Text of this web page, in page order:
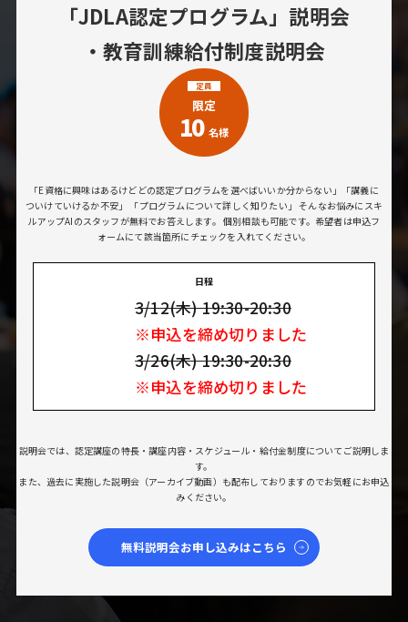
「JDLA認定プログラム」説明会
・教育訓練給付制度説明会
定員
限定
10 名様
「E資格に興味はあるけどどの認定プログラムを選べばいいか分からない」「講義に
ついけていけるか不安」
「プログラムについて詳しく知りたい」 そんなお悩みにスキ
ルアップAIのスタッフが無料でお答えします。 個別相談も可能です。希望者は申込フ
ォームにて該当箇所にチェックを入れてください。
日程
3/12(木) 19:30-20:30
※申込を締め切りました
3/26(木) 19:30-20:30
※申込を締め切りました
説明会では、認定講座の特長・講座内容・スケジュール・給付金制度についてご説明しま
す。
また、過去に実施した説明会（アーカイブ動画）も配布しておりますのでお気軽にお申込
みください。
無料説明会お申し込みはこちら